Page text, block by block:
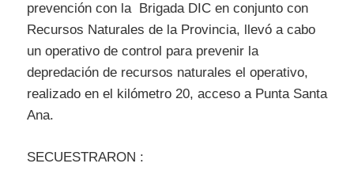
prevención con la Brigada DIC en conjunto con
Recursos Naturales de la Provincia, llevó a cabo
un operativo de control para prevenir la
depredación de recursos naturales el operativo,
realizado en el kilómetro 20, acceso a Punta Santa
Ana.
SECUESTRARON :